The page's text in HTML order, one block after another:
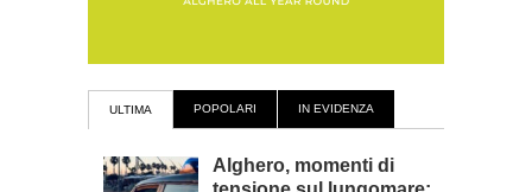
ULTIMA POPOLARI IN EVIDENZA
Alghero, momenti di